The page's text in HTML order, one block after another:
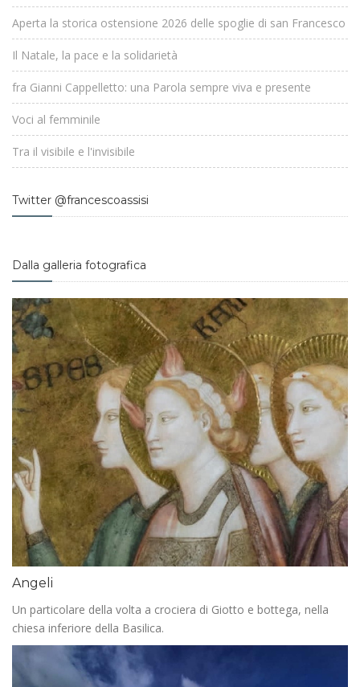
Aperta la storica ostensione 2026 delle spoglie di san Francesco
Il Natale, la pace e la solidarietà
fra Gianni Cappelletto: una Parola sempre viva e presente
Voci al femminile
Tra il visibile e l'invisibile
Twitter @francescoassisi
Dalla galleria fotografica
Angeli
Un particolare della volta a crociera di Giotto e bottega, nella
chiesa inferiore della Basilica.